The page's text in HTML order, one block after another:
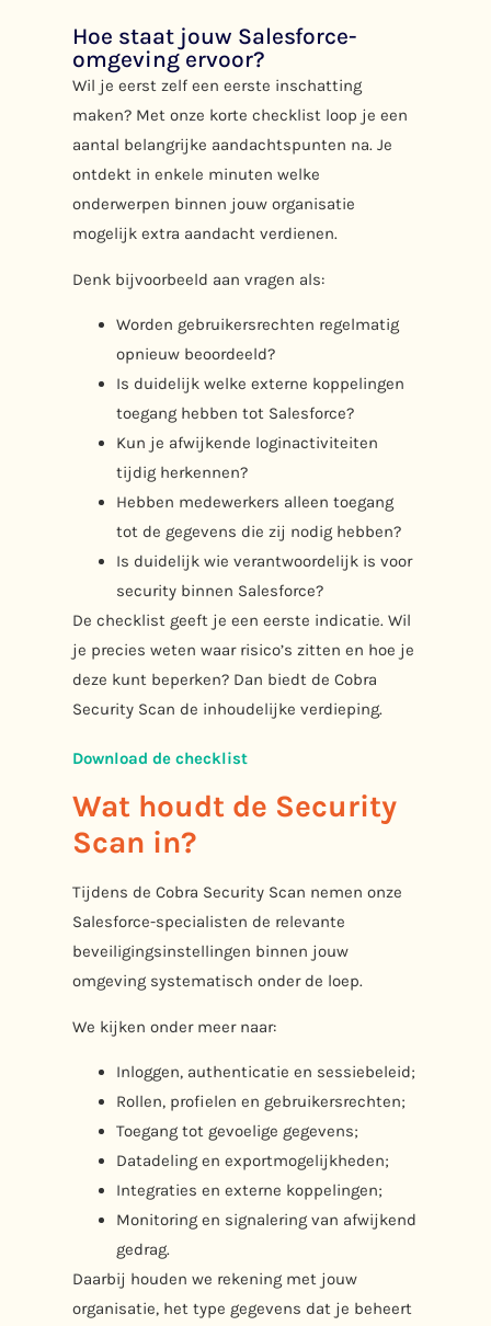
Hoe staat jouw Salesforce-
omgeving ervoor?
Wil je eerst zelf een eerste inschatting
maken? Met onze korte checklist loop je een
aantal belangrijke aandachtspunten na. Je
ontdekt in enkele minuten welke
onderwerpen binnen jouw organisatie
mogelijk extra aandacht verdienen.
Denk bijvoorbeeld aan vragen als:
Worden gebruikersrechten regelmatig
opnieuw beoordeeld?
Is duidelijk welke externe koppelingen
toegang hebben tot Salesforce?
Kun je afwijkende loginactiviteiten
tijdig herkennen?
Hebben medewerkers alleen toegang
tot de gegevens die zij nodig hebben?
Is duidelijk wie verantwoordelijk is voor
security binnen Salesforce?
De checklist geeft je een eerste indicatie. Wil
je precies weten waar risico’s zitten en hoe je
deze kunt beperken? Dan biedt de Cobra
Security Scan de inhoudelijke verdieping.
Download de checklist
Wat houdt de Security
Scan in?
Tijdens de Cobra Security Scan nemen onze
Salesforce-specialisten de relevante
beveiligingsinstellingen binnen jouw
omgeving systematisch onder de loep.
We kijken onder meer naar:
Inloggen, authenticatie en sessiebeleid;
Rollen, profielen en gebruikersrechten;
Toegang tot gevoelige gegevens;
Datadeling en exportmogelijkheden;
Integraties en externe koppelingen;
Monitoring en signalering van afwijkend
gedrag.
Daarbij houden we rekening met jouw
organisatie, het type gegevens dat je beheert